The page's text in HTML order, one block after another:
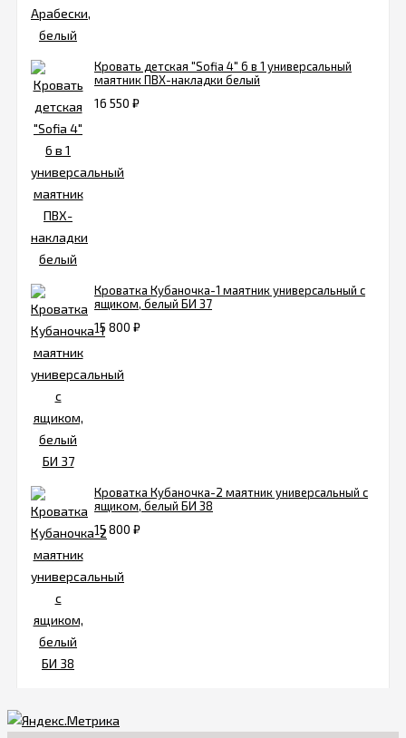
Кровать детская "Sofia 4" 6 в 1 универсальный
маятник ПВХ-накладки белый
16 550 ₽
Кроватка Кубаночка-1 маятник универсальный с
ящиком, белый БИ 37
15 800 ₽
Кроватка Кубаночка-2 маятник универсальный с
ящиком, белый БИ 38
15 800 ₽